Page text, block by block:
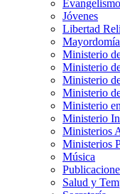
Evangelismo
Jóvenes
Libertad
Mayordomía
Ministerio
Ministerio
Ministerio
Ministerio
Ministerio
Ministerio
Ministerios
Ministerios
Música
Salud y